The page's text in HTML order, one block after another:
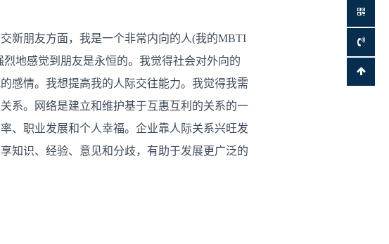
新朋友方面，我是一个非常内向的人(我的MBTI
地感觉到朋友是永恒的。我觉得社会对外向的
感情。我想提高我的人际交往能力。我觉得我需
系。网络是建立和维护基于互惠互利的关系的一
、职业发展和个人幸福。企业靠人际关系兴旺发
知识、经验、意见和分歧，有助于发展更广泛的